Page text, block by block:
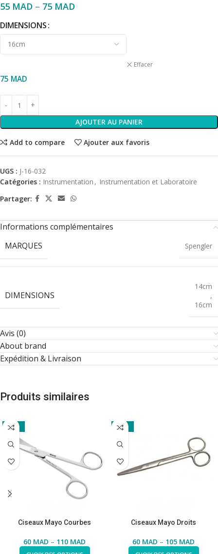
55 MAD – 75 MAD
DIMENSIONS
Effacer
75 MAD
AJOUTER AU PANIER
Add to compare Ajouter aux favoris
UGS : J-16-032
Catégories : Instrumentation , Instrumentation et Laboratoire
Partager:
Informations complémentaires
MARQUES
Spengler
DIMENSIONS
14cm
,
16cm
Avis (0)
About brand
Expédition & Livraison
Produits similaires
-26%
Ciseaux Mayo Courbes
60 MAD – 110 MAD
-28%
Ciseaux Mayo Droits
60 MAD – 105 MAD